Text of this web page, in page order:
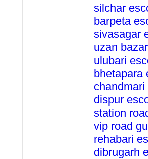
silchar
barpeta
sivasagar
uzan
ulubari
bhetapara
dispur
station
vip road
rehabari
dibrugarh